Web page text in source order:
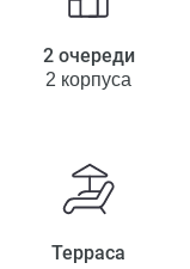
2 очереди
2 корпуса
Терраса